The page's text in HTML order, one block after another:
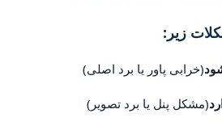
زیر:
(خرابی پاور یا برد اصلی)
(مشکل پنل یا برد تصویر)